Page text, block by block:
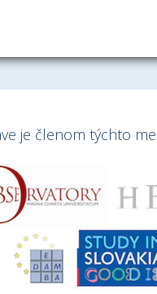
je členom týchto